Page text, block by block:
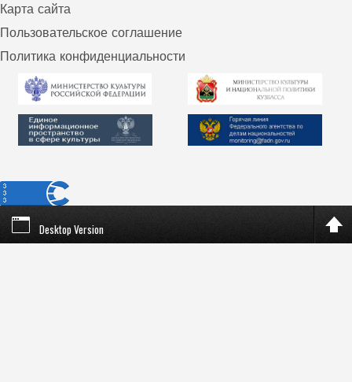
Карта сайта
Пользовательское соглашение
Политика конфиденциальности
Desktop Version